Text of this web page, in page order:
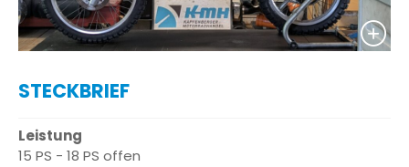
STECKBRIEF
Leistung
15 PS - 18 PS offen